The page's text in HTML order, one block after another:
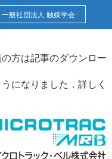
一般社団法人 触媒学会
方は記事のダウンロー
になりました．詳しく